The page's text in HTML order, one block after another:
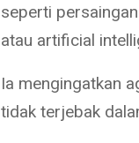
seperti
atau artificial
Ia mengingatkan
tidak terjebak